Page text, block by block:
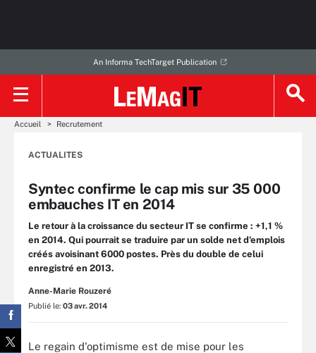
An Informa TechTarget Publication
Accueil Recrutement
ACTUALITES
Syntec confirme le cap mis sur 35 000
embauches IT en 2014
Le retour à la croissance du secteur IT se confirme : +1,1 %
en 2014. Qui pourrait se traduire par un solde net d'emplois
créés avoisinant 6000 postes. Près du double de celui
enregistré en 2013.
Anne-Marie Rouzeré
Publié le: 03 avr. 2014
Le regain d'optimisme est de mise pour les